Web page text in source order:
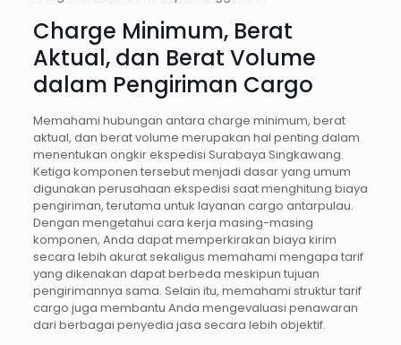
Charge Minimum, Berat
Aktual, dan Berat Volume
dalam Pengiriman Cargo
Memahami hubungan antara charge minimum, berat
aktual, dan berat volume merupakan hal penting dalam
menentukan ongkir ekspedisi Surabaya Singkawang.
Ketiga komponen tersebut menjadi dasar yang umum
digunakan perusahaan ekspedisi saat menghitung biaya
pengiriman, terutama untuk layanan cargo antarpulau.
Dengan mengetahui cara kerja masing-masing
komponen, Anda dapat memperkirakan biaya kirim
secara lebih akurat sekaligus memahami mengapa tarif
yang dikenakan dapat berbeda meskipun tujuan
pengirimannya sama. Selain itu, memahami struktur tarif
cargo juga membantu Anda mengevaluasi penawaran
dari berbagai penyedia jasa secara lebih objektif.